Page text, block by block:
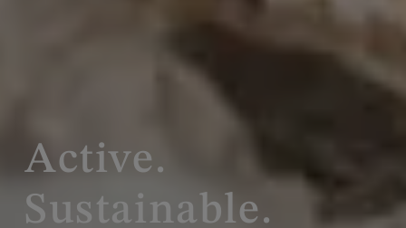
Active.
Sustainable.